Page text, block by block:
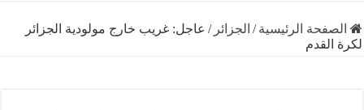
الرئيسية /الجزائر/عاجل: غريب خارج مولودية الجزائر